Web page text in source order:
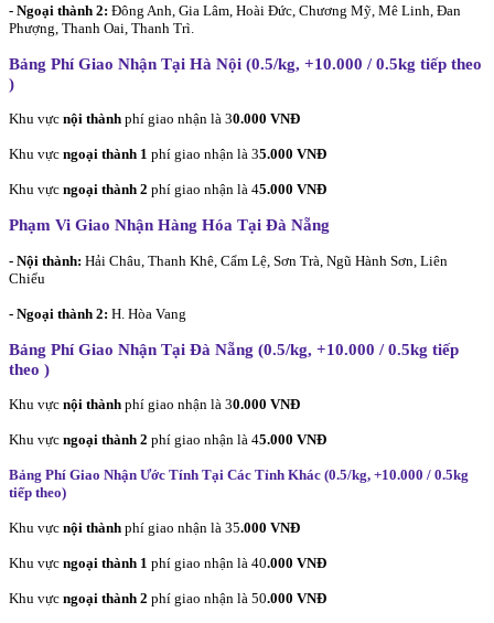
- Ngoại thành 2: Đông Anh, Gia Lâm, Hoài Đức, Chương Mỹ, Mê Linh, Đan
Phượng, Thanh Oai, Thanh Trì.
Bảng Phí Giao Nhận Tại Hà Nội (0.5/kg, +10.000 / 0.5kg tiếp theo
)
Khu vực nội thành phí giao nhận là 30.000 VNĐ
Khu vực ngoại thành 1 phí giao nhận là 35.000 VNĐ
Khu vực ngoại thành 2 phí giao nhận là 45.000 VNĐ
Phạm Vi Giao Nhận Hàng Hóa Tại Đà Nẵng
- Nội thành: Hải Châu, Thanh Khê, Cẩm Lệ, Sơn Trà, Ngũ Hành Sơn, Liên
Chiểu
- Ngoại thành 2: H. Hòa Vang
Bảng Phí Giao Nhận Tại Đà Nẵng (0.5/kg, +10.000 / 0.5kg tiếp
theo )
Khu vực nội thành phí giao nhận là 30.000 VNĐ
Khu vực ngoại thành 2 phí giao nhận là 45.000 VNĐ
Bảng Phí Giao Nhận Ước Tính Tại Các Tỉnh Khác (0.5/kg, +10.000 / 0.5kg
tiếp theo)
Khu vực nội thành phí giao nhận là 35.000 VNĐ
Khu vực ngoại thành 1 phí giao nhận là 40.000 VNĐ
Khu vực ngoại thành 2 phí giao nhận là 50.000 VNĐ